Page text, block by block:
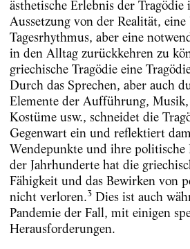
ästhetische Erlebnis der Tragödie
Aussetzung von der Realität,
Tagesrhythmus, aber eine
in den Alltag zurückkehren zu
griechische Tragödie eine
Durch das Sprechen, aber auch
Elemente der Aufführung,
Kostüme usw., schneidet die
Gegenwart ein und reflektiert
Wendepunkte und ihre politische
der Jahrhunderte hat die
Fähigkeit und das Bewirken von
nicht verloren.3Dies ist auch
Pandemie der Fall, mit einigen
Herausforderungen.